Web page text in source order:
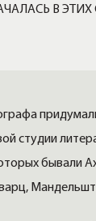
В ЭТИХ
студии
бывали